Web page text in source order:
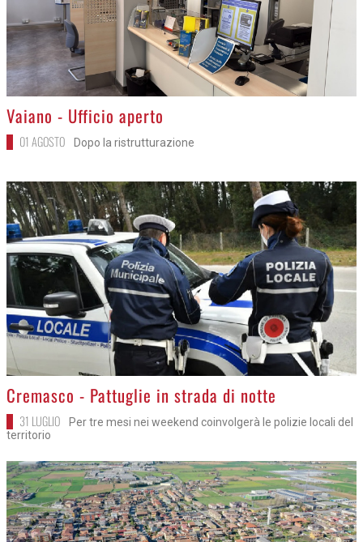
>
Vaiano - Ufficio aperto
01 AGOSTO Dopo la ristrutturazione
>
Cremasco - Pattuglie in strada di notte
31 LUGLIO
Per tre mesi nei weekend coinvolgerà le polizie locali del
territorio